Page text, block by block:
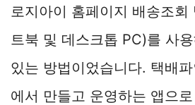
로지아이 홈페이지 배송조회
트북 및 데스크톱 PC)를 사
있는 방법이었습니다. 택배
에서 만들고 운영하는 앱으